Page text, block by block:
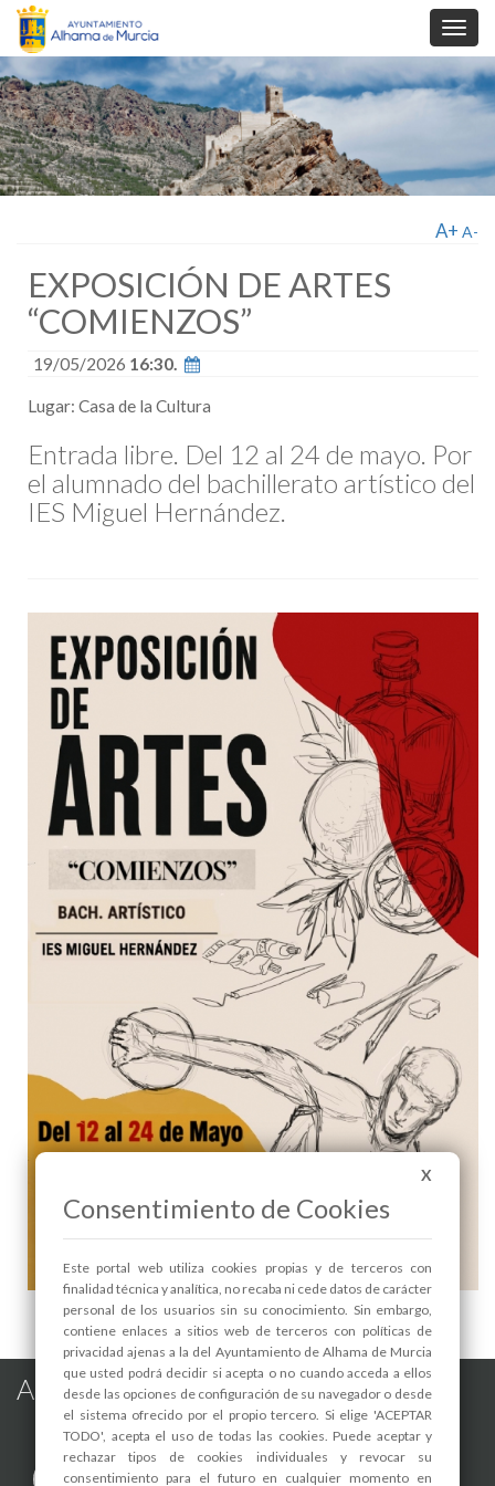
A+ A-
EXPOSICIÓN DE ARTES
“COMIENZOS”
19/05/2026 16:30.
Lugar: Casa de la Cultura
Entrada libre. Del 12 al 24 de mayo. Por
el alumnado del bachillerato artístico del
IES Miguel Hernández.
EXPOSICIÓN DE ARTES “COMIENZOS” - 1
Alhama de Murcia en las Redes
X
Consentimiento de Cookies
Este portal web utiliza cookies propias y de terceros con
finalidad técnica y analítica, no recaba ni cede datos de carácter
personal de los usuarios sin su conocimiento. Sin embargo,
contiene enlaces a sitios web de terceros con políticas de
privacidad ajenas a la del Ayuntamiento de Alhama de Murcia
que usted podrá decidir si acepta o no cuando acceda a ellos
desde las opciones de configuración de su navegador o desde
el sistema ofrecido por el propio tercero. Si elige 'ACEPTAR
TODO', acepta el uso de todas las cookies. Puede aceptar y
rechazar tipos de cookies individuales y revocar su
consentimiento para el futuro en cualquier momento en